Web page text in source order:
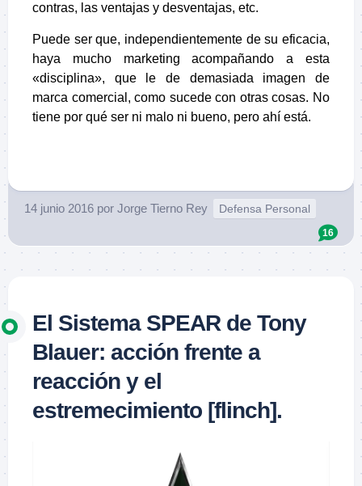
contras, las ventajas y desventajas, etc.
Puede ser que, independientemente de su eficacia,
haya mucho marketing acompañando a esta
«disciplina», que le de demasiada imagen de
marca comercial, como sucede con otras cosas. No
tiene por qué ser ni malo ni bueno, pero ahí está.
14 junio 2016 por Jorge Tierno Rey Defensa Personal
16
El Sistema SPEAR de Tony
Blauer: acción frente a
reacción y el
estremecimiento [flinch].